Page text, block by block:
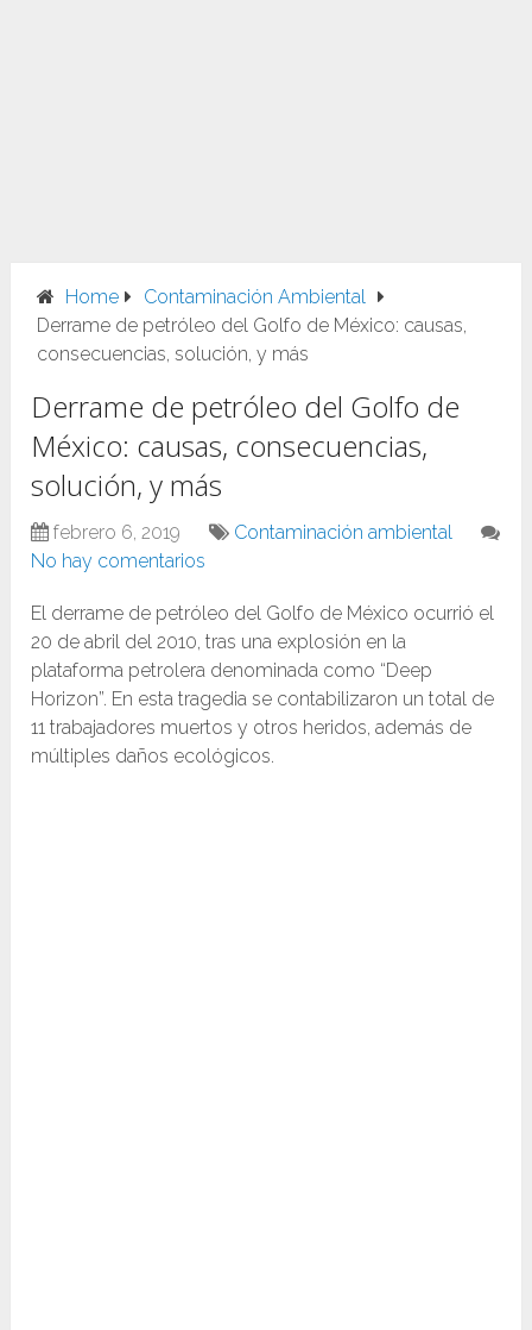
Home
Contaminación Ambiental
Derrame de petróleo del Golfo de México: causas,
consecuencias, solución, y más
Derrame de petróleo del Golfo de
México: causas, consecuencias,
solución, y más
febrero 6, 2019
Contaminación ambiental
No hay comentarios
El derrame de petróleo del Golfo de México ocurrió el
20 de abril del 2010, tras una explosión en la
plataforma petrolera denominada como “Deep
Horizon”. En esta tragedia se contabilizaron un total de
11 trabajadores muertos y otros heridos, además de
múltiples daños ecológicos.